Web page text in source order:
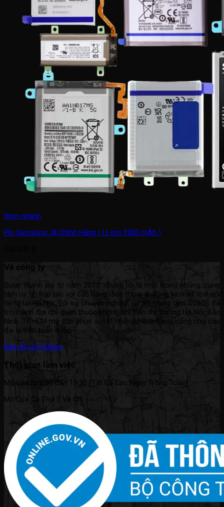
Xem nhanh
Pin Samsung J8 Chính Hãng ( Li-Ion 3500 mAh )
Về công ty
Được thành lập từ năm 2003, chúng tôi là một trong những trung
tâm uy tín hợp tác với các hãng điện thoại di động và máy tính nổi
tiếng tại Hà Nội. Với sự chuyên nghiệp, uy tín, trung tâm SC60S đã
trở thành địa chỉ quen thuộc không chỉ trên thị trường Hà Nội, Bắc
Ninh, TP.HCM mà còn phục vụ rất nhiều khách hàng, cũng như các
đại lý trên toàn quốc.
Bản đồ chỉ đường
Thời gian làm việc
Mở cửa từ 8:30 đến 19:30 (Tất Cả Các Ngày Trong Tuần).
Mở Cửa Cả Thứ 7 Và CN.